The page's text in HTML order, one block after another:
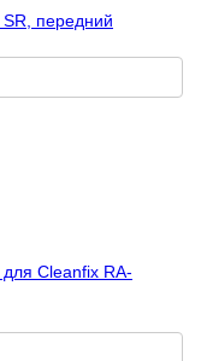
передний
Cleanfix RA-